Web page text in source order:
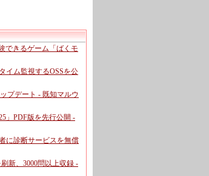
できるゲーム「ばくモ
イム監視するOSSを公
ップデート - 既知マルウ
」PDF版を先行公開 -
に診断サービスを無償
刷新、3000問以上収録 -